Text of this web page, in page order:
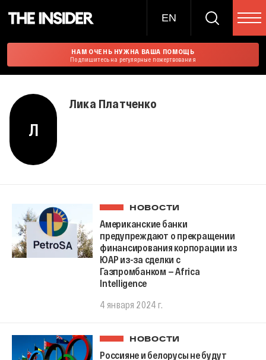
EN
НАМ ОЧЕНЬ НУЖНА ВАША ПОМОЩЬ
Подпишитесь на регулярные пожертвования
Л
Лика Платченко
НОВОСТИ
Американские банки
предупреждают о прекращении
финансирования корпорации из
ЮАР из-за сделки с
Газпромбанком — Africa
Intelligence
4 января 2024 г.
НОВОСТИ
Россияне и белорусы не будут